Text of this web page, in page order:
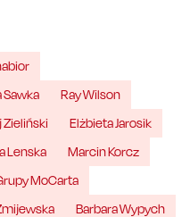
Sawka
Ray Wilson
Zieliński
Elżbieta Jarosik
Lenska
Marcin Korcz
MoCarta
Barbara Wypych